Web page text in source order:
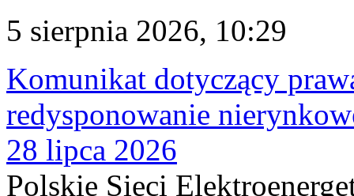
5 sierpnia 2026, 10:29
Komunikat dotyczący
redysponowanie
28 lipca 2026
Polskie Sieci